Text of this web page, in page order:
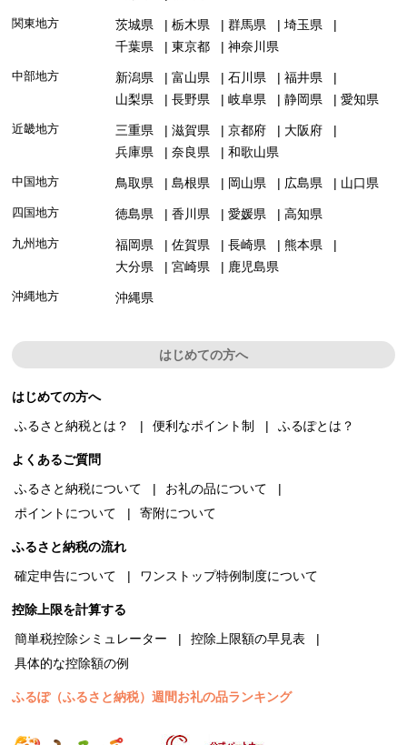
関東地方 茨城県 栃木県 群馬県
埼玉県
千葉県
東京都 神奈川県
中部地方 新潟県 富山県 石川県
福井県
山梨県
長野県 岐阜県 静岡県 愛知県
近畿地方 三重県 滋賀県 京都府
大阪府
兵庫県
奈良県 和歌山県
中国地方 鳥取県 島根県 岡山県 広島県 山口県
四国地方 徳島県 香川県 愛媛県 高知県
九州地方 福岡県 佐賀県 長崎県
熊本県
大分県
宮崎県 鹿児島県
沖縄地方 沖縄県
はじめての方へ
はじめての方へ
ふるさと納税とは？
便利なポイント制 ふるぽとは？
よくあるご質問
ふるさと納税について
お礼の品について
ポイントについて
寄附について
ふるさと納税の流れ
確定申告について
ワンストップ特例制度について
控除上限を計算する
簡単税控除シミュレーター
控除上限額の早見表
具体的な控除額の例
ふるぽ（ふるさと納税）週間お礼の品ランキング